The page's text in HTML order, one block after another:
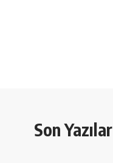
Son Yazılar